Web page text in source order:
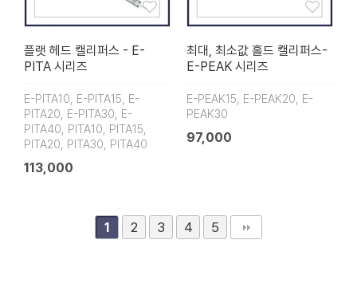
플랫 헤드 캘리퍼스 - E-
PITA 시리즈
E-PITA10, E-PITA15, E-
PITA20, E-PITA30, E-
PITA40, PITA10, PITA15,
PITA20, PITA30, PITA40
113,000
최대, 최소값 홀드 캘리퍼스-
E-PEAK 시리즈
E-PEAK15, E-PEAK20, E-
PEAK30
97,000
1 2 3 4 5